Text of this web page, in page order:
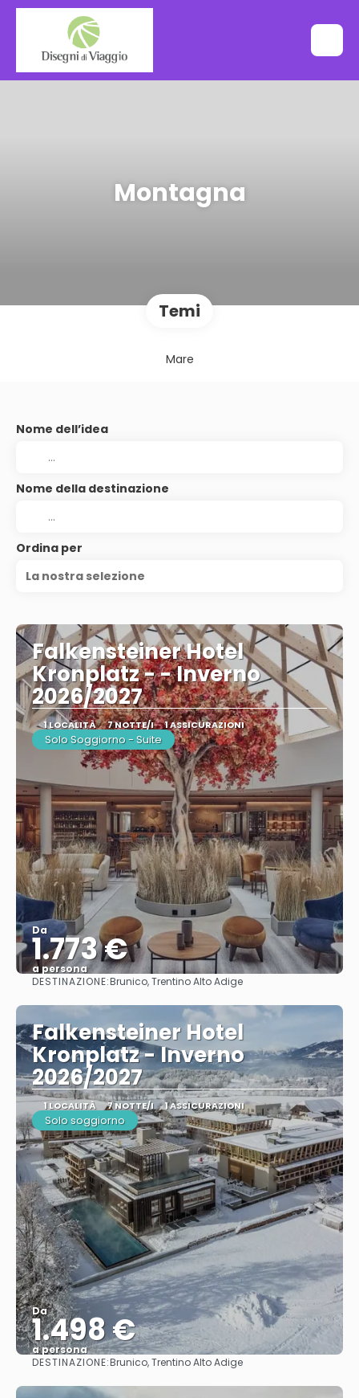
Montagna
Temi
Mare
Nome dell’idea
Nome della destinazione
Ordina per
La nostra selezione
Falkensteiner Hotel
Kronplatz - - Inverno
2026/2027
1 LOCALITÀ 7 NOTTE/I 1 ASSICURAZIONI
Solo Soggiorno - Suite
Da
1.773 €
a persona
Vedere
DESTINAZIONE:Brunico, Trentino Alto Adige
Falkensteiner Hotel
Kronplatz - Inverno
2026/2027
1 LOCALITÀ 7 NOTTE/I 1 ASSICURAZIONI
Solo soggiorno
Da
1.498 €
a persona
Vedere
DESTINAZIONE:Brunico, Trentino Alto Adige